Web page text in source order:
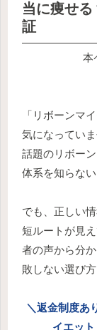
当に痩せ
証
本
「リボーンマ
気になってい
話題のリボー
体系を知らな
でも、正しい
短ルートが見
者の声から分
敗しない選び
＼返金制度あ
イエッ